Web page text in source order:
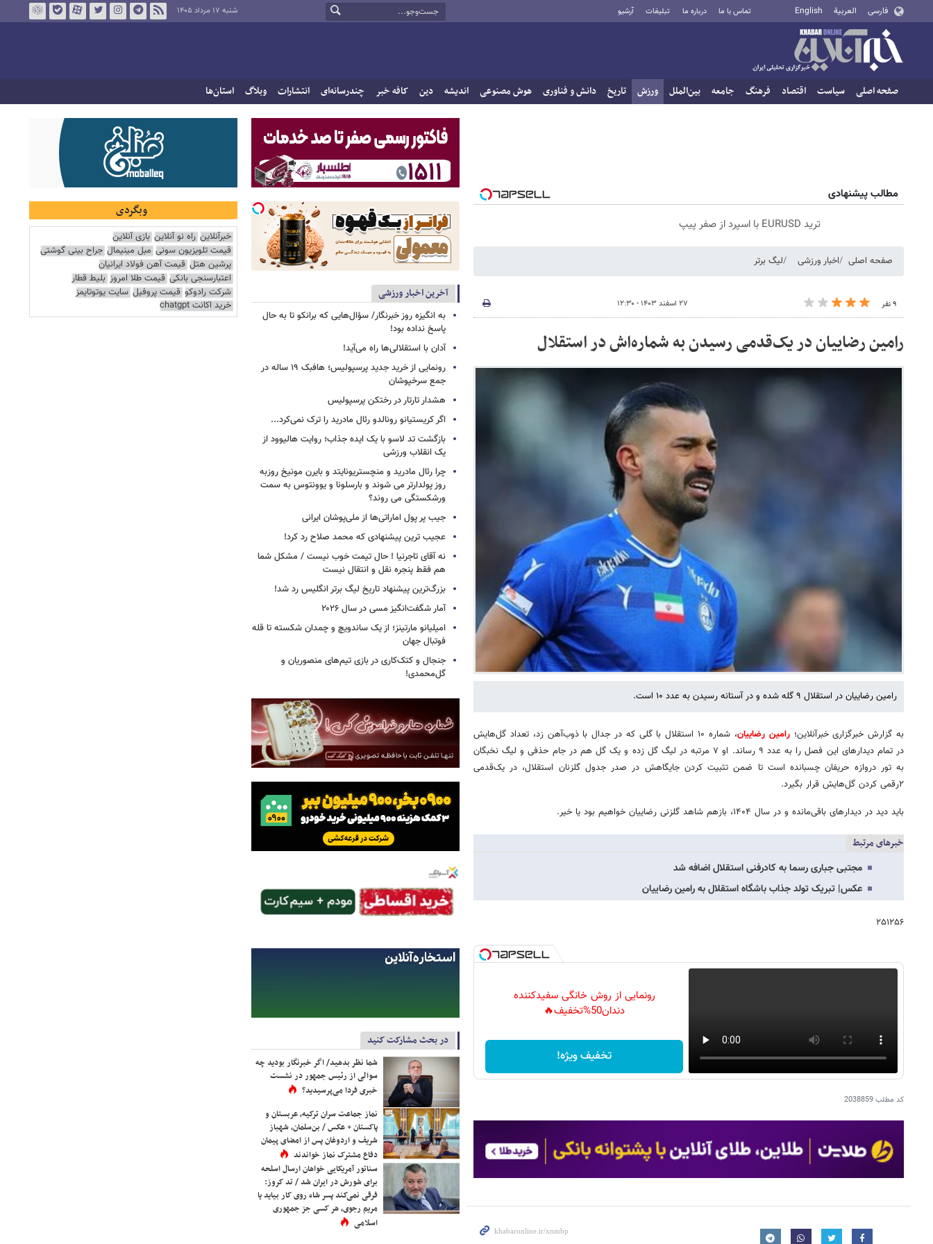
فارسی العربية English تماس با ما درباره ما تبلیغات آرشیو شنبه ۱۷ مرداد ۱۴۰۵
صفحه اصلی سیاست اقتصاد فرهنگ جامعه بین‌الملل ورزش تاریخ دانش و فناوری هوش مصنوعی اندیشه دین کافه خبر چندرسانه‌ای انتشارات وبلاگ استان‌ها
مطالب پیشنهادی
ترید EURUSD با اسپرد از صفر پیپ
صفحه اصلی اخبار ورزشی لیگ برتر
۹ نفر ۲۷ اسفند ۱۴۰۳ - ۱۲:۳۰
رامین رضاییان در یک‌قدمی رسیدن به شماره‌اش در استقلال
رامین رضاییان در استقلال ۹ گله شده و در آستانه رسیدن به عدد ۱۰ است.
به گزارش خبرگزاری خبرآنلاین؛رامین رضاییان
، شماره ۱۰ استقلال با گلی که در جدال با ذوب‌آهن زد، تعداد گل‌هایش
در تمام دیدارهای این فصل را به عدد ۹ رساند. او ۷ مرتبه در لیگ گل زده و یک گل هم در جام حذفی و لیگ نخبگان
به تور دروازه حریفان چسبانده است تا ضمن تثبیت کردن جایگاهش در صدر جدول گلزنان استقلال، در یک‌قدمی
۲رقمی کردن گل‌هایش قرار بگیرد.
باید دید در دیدارهای باقی‌مانده و در سال ۱۴۰۴، بازهم شاهد گلزنی رضاییان خواهیم بود یا خیر.
خبرهای مرتبط
مجتبی جباری رسما به کادرفنی استقلال اضافه شد
عکس| تبریک تولد جذاب باشگاه استقلال به رامین رضاییان
۲۵۱۲۵۶
رونمایی از روش خانگی سفیدکننده
دندان50%تخفیف🔥
تخفیف ویژه!
کد مطلب2038859
آخرین اخبار ورزشی
به انگیزه روز خبرنگار/ سؤال‌هایی که برانکو تا به حال
پاسخ نداده بود!
آدان با استقلالی‌ها راه می‌آید!
رونمایی از خرید جدید پرسپولیس؛ هافبک ۱۹ ساله در
جمع سرخپوشان
هشدار تارتار در رختکن پرسپولیس
اگر کریستیانو رونالدو رئال مادرید را ترک نمی‌کرد...
بازگشت تد لاسو با یک ایده جذاب؛ روایت هالیوود از
یک انقلاب ورزشی
چرا رئال مادرید و منچستریونایتد و بایرن مونیخ روزبه
روز پولدارتر می شوند و بارسلونا و یوونتوس به سمت
ورشکستگی می روند؟
جیب پر پول اماراتی‌ها از ملی‌پوشان ایرانی
عجیب ترین پیشنهادی که محمد صلاح رد کرد!
نه آقای تاجرنیا ! حال تیمت خوب نیست / مشکل شما
هم فقط پنجره نقل و انتقال نیست
بزرگ‌ترین پیشنهاد تاریخ لیگ برتر انگلیس رد شد!
آمار شگفت‌انگیز مسی در سال ۲۰۲۶
امیلیانو مارتینز؛ از یک ساندویچ و چمدان شکسته تا قله
فوتبال جهان
جنجال و کتک‌کاری در بازی تیم‌های منصوریان و
گل‌محمدی!
در بحث مشارکت کنید
شما نظر بدهید/ اگر خبرنگار بودید چه
سوالی از رئیس جمهور در نشست
خبری فردا می‌پرسیدید؟
نماز جماعت سران ترکیه، عربستان و
پاکستان + عکس / بن‌سلمان، شهباز
شریف و اردوغان پس از امضای پیمان
دفاع مشترک نماز خواندند
سناتور آمریکایی خواهان ارسال اسلحه
برای شورش در ایران شد / تد کروز:
فرقی نمی‌کند پسر شاه روی کار بیاید یا
مریم رجوی، هر کسی جز جمهوری
اسلامی
وبگردی
خبرآنلاین راه نو آنلاین بازی آنلاین
قیمت تلویزیون سونی مبل مینیمال جراح بینی گوشتی
پرشین هتل قیمت آهن فولاد ایرانیان
اعتبارسنجی بانکی قیمت طلا امروز بلیط قطار
شرکت رادوکو قیمت پروفیل سایت یوتوتایمز
خرید اکانت chatgpt